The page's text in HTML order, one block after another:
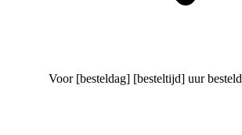
Voor [besteldag] [besteltijd] uur besteld